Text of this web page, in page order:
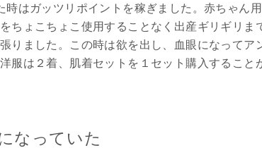
はガッツリポイントを稼ぎました。赤ちゃん
ちょこちょこ使用することなく出産ギリギリま
りました。この時は欲を出し、血眼になってア
服は２着、肌着セットを１セット購入すること
なっていた